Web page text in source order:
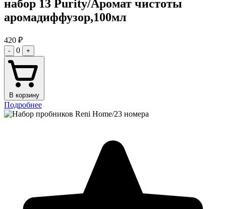
набор 13 Purity/Аромат чистоты
аромадиффузор,100мл
420 ₽
- 0 +
В корзину
Подробнее